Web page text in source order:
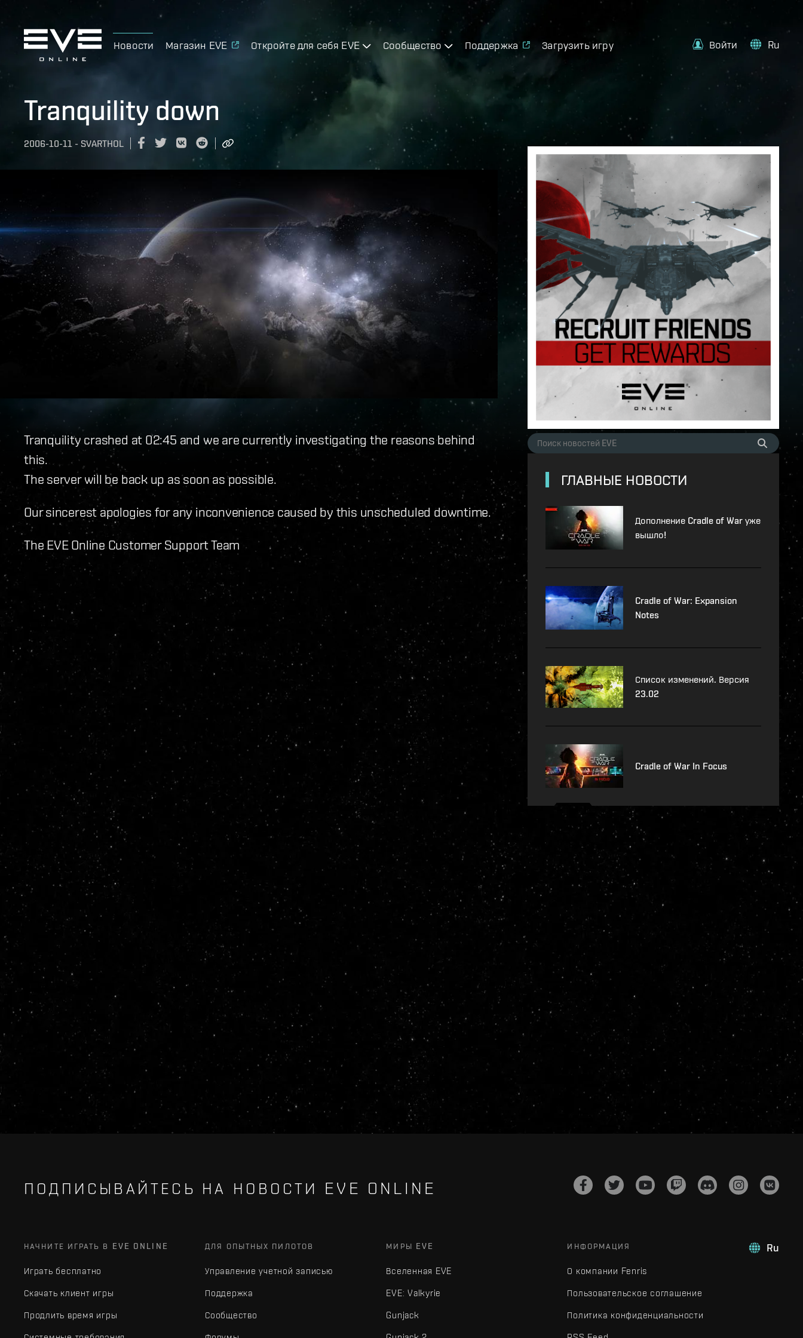
Новости Магазин EVE Откройте для себя EVE Сообщество Поддержка Загрузить игру Войти Ru
Tranquility down
2006-10-11 - SVARTHOL
Tranquility crashed at 02:45 and we are currently investigating the reasons behind
this.
The server will be back up as soon as possible.
Our sincerest apologies for any inconvenience caused by this unscheduled downtime.
The EVE Online Customer Support Team
ГЛАВНЫЕ НОВОСТИ
Дополнение Cradle of War уже
вышло!
Cradle of War: Expansion
Notes
Список изменений. Версия
23.02
Cradle of War In Focus
ПОДПИСЫВАЙТЕСЬ НА НОВОСТИ EVE ONLINE
Ru
НАЧНИТЕ ИГРАТЬ В EVE ONLINE
Играть бесплатно
Скачать клиент игры
Продлить время игры
ДЛЯ ОПЫТНЫХ ПИЛОТОВ
Управление учетной записью
Поддержка
Сообщество
МИРЫ EVE
Вселенная EVE
EVE: Valkyrie
Gunjack
ИНФОРМАЦИЯ
О компании Fenris
Пользовательское соглашение
Политика конфиденциальности